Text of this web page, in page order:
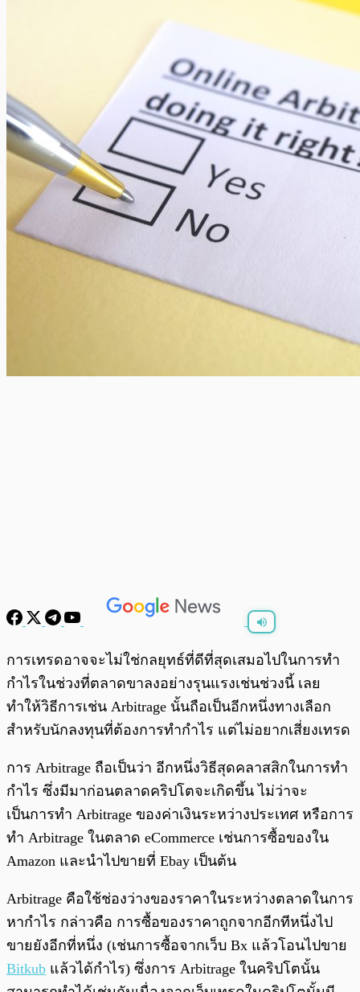
0:00
การเทรดอาจจะไม่ใช่กลยุทธ์ที่ดีที่สุดเสมอไปในการทำ
กำไรในช่วงที่ตลาดขาลงอย่างรุนแรงเช่นช่วงนี้ เลย
ทำให้วิธีการเช่น Arbitrage นั้นถือเป็นอีกหนึ่งทางเลือก
สำหรับนักลงทุนที่ต้องการทำกำไร แต่ไม่อยากเสี่ยงเทรด
การ Arbitrage ถือเป็นว่า อีกหนึ่งวิธีสุดคลาสสิกในการทำ
กำไร ซึ่งมีมาก่อนตลาดคริปโตจะเกิดขึ้น ไม่ว่าจะ
เป็นการทำ Arbitrage ของค่าเงินระหว่างประเทศ หรือการ
ทำ Arbitrage ในตลาด eCommerce เช่นการซื้อของใน
Amazon และนำไปขายที่ Ebay เป็นต้น
Arbitrage คือใช้ช่องว่างของราคาในระหว่างตลาดในการ
หากำไร กล่าวคือ การซื้อของราคาถูกจากอีกทีหนึ่งไป
ขายยังอีกที่หนึ่ง (เช่นการซื้อจากเว็บ Bx แล้วโอนไปขาย
Bitkub แล้วได้กำไร) ซึ่งการ Arbitrage ในคริปโตนั้น